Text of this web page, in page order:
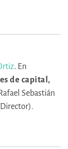
. En
de capital,
Sebastián